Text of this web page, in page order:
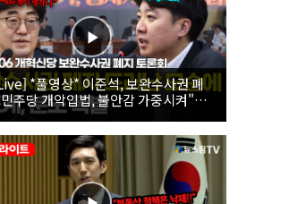
*풀영상* 이준석, 보완수사권 폐
주당 개악입법, 불안감 가중시켜"｜
개혁신당 보완수사권 폐지 토론회